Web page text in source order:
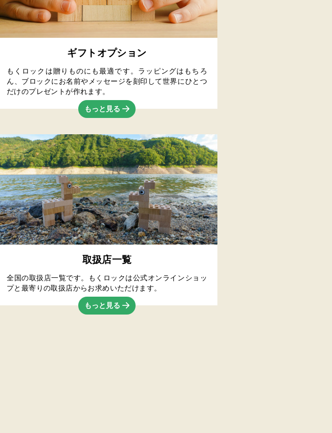
ギフトオプション
もくロックは贈りものにも最適です。ラッピングはもちろ
ん、ブロックにお名前やメッセージを刻印して世界にひとつ
だけのプレゼントが作れます。
もっと見る
取扱店一覧
全国の取扱店一覧です。もくロックは公式オンラインショッ
プと最寄りの取扱店からお求めいただけます。
もっと見る